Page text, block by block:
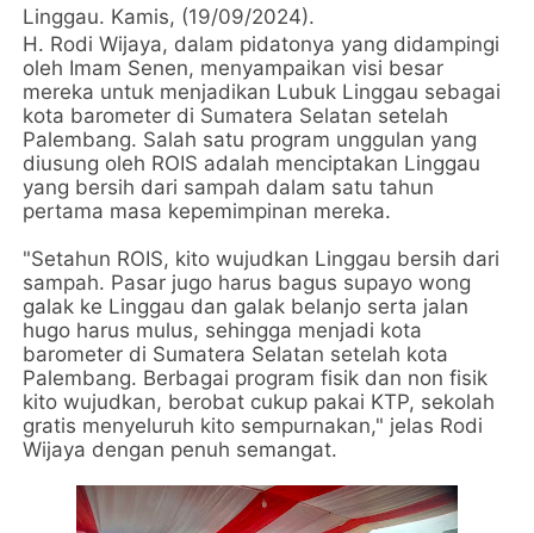
Linggau. Kamis, (19/09/2024).
H. Rodi Wijaya, dalam pidatonya yang didampingi
oleh Imam Senen, menyampaikan visi besar
mereka untuk menjadikan Lubuk Linggau sebagai
kota barometer di Sumatera Selatan setelah
Palembang. Salah satu program unggulan yang
diusung oleh ROIS adalah menciptakan Linggau
yang bersih dari sampah dalam satu tahun
pertama masa kepemimpinan mereka.
"Setahun ROIS, kito wujudkan Linggau bersih dari
sampah. Pasar jugo harus bagus supayo wong
galak ke Linggau dan galak belanjo serta jalan
hugo harus mulus, sehingga menjadi kota
barometer di Sumatera Selatan setelah kota
Palembang. Berbagai program fisik dan non fisik
kito wujudkan, berobat cukup pakai KTP, sekolah
gratis menyeluruh kito sempurnakan," jelas Rodi
Wijaya dengan penuh semangat.